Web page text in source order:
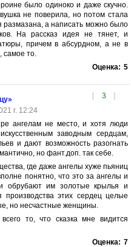
было одиноко и даже скучно.
не поверила, но потом стала
размазана, а написать можно было
На рассказ идея не тянет, и
причем в абсурдном, а не в
самое то.
Оценка: 5
[ 3 ]
г. 12:24
ангелам не место, и хотя люди
заводным сердцам,
и дают возможность разогнать
но фант.доп. так себе.
где даже ангелы хуже пьяниц
понятно, что это за ангелы и
обрубают им золотые крылья и
производства этих сердец целые
но несчастные женщины.
то, что сказка мне видится
Оценка: 7